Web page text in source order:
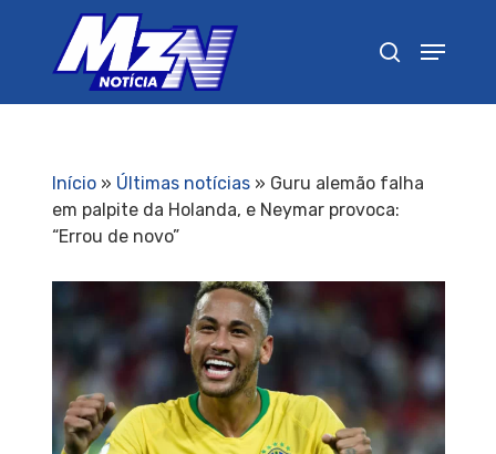
Início» Últimas notícias» Guru alemão falha
em palpite da Holanda, e Neymar provoca:
“Errou de novo”